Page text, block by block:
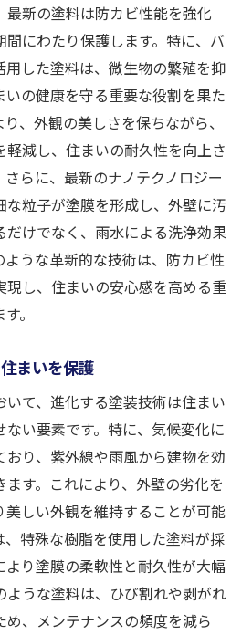
新の塗料は防カビ性能を強化
間にわたり保護します。特に、バ
用した塗料は、微生物の繁殖を抑
いの健康を守る重要な役割を果た
、外観の美しさを保ちながら、
軽減し、住まいの耐久性を向上さ
らに、最新のナノテクノロジー
な粒子が塗膜を形成し、外壁に汚
だけでなく、雨水による洗浄効果
うな革新的な技術は、防カビ性
現し、住まいの安心感を高める重
。
まいを保護
て、進化する塗装技術は住まい
い要素です。特に、気候変化に
り、紫外線や雨風から建物を効
す。これにより、外壁の劣化を
美しい外観を維持することが可能
、特殊な樹脂を使用した塗料が採
より塗膜の柔軟性と耐久性が大幅
ような塗料は、ひび割れや剥がれ
め、メンテナンスの頻度を減ら